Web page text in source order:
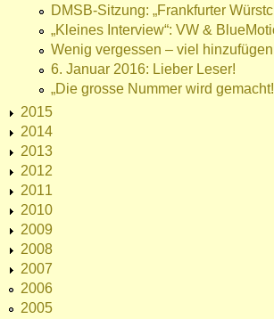
DMSB-Sitzung: „Frankfurter
„Kleines Interview“: VW &
Wenig vergessen – viel
6. Januar 2016: Lieber Leser!
„Die grosse Nummer wird
2015
2014
2013
2012
2011
2010
2009
2008
2007
2006
2005